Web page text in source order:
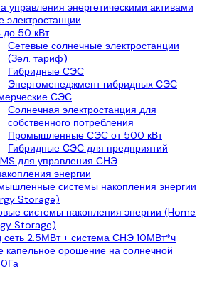
управления энергетическими активами
электростанции
50 кВт
Сетевые солнечные электростанции
(Зел. тариф)
Гибридные СЭС
Энергоменеджмент гибридных СЭС
СЭС
Солнечная электростанция для
собственного потребления
Промышленные СЭС от 500 кВт
Гибридные СЭС для предприятий
для управления СНЭ
энергии
системы накопления энергии
Storage)
системы накопления энергии (Home
Storage)
сеть 2.5МВт + система СНЭ 10МВт*ч
капельное орошение на солнечной